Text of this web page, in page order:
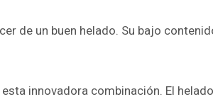
de un buen helado. Su bajo
innovadora combinación. El